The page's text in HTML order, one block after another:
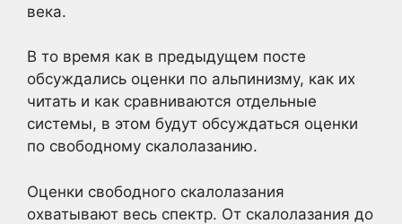
века.
В то время как в предыдущем посте
обсуждались оценки по альпинизму, как их
читать и как сравниваются отдельные
системы, в этом будут обсуждаться оценки
по свободному скалолазанию.
Оценки свободного скалолазания
охватывают весь спектр. От скалолазания до